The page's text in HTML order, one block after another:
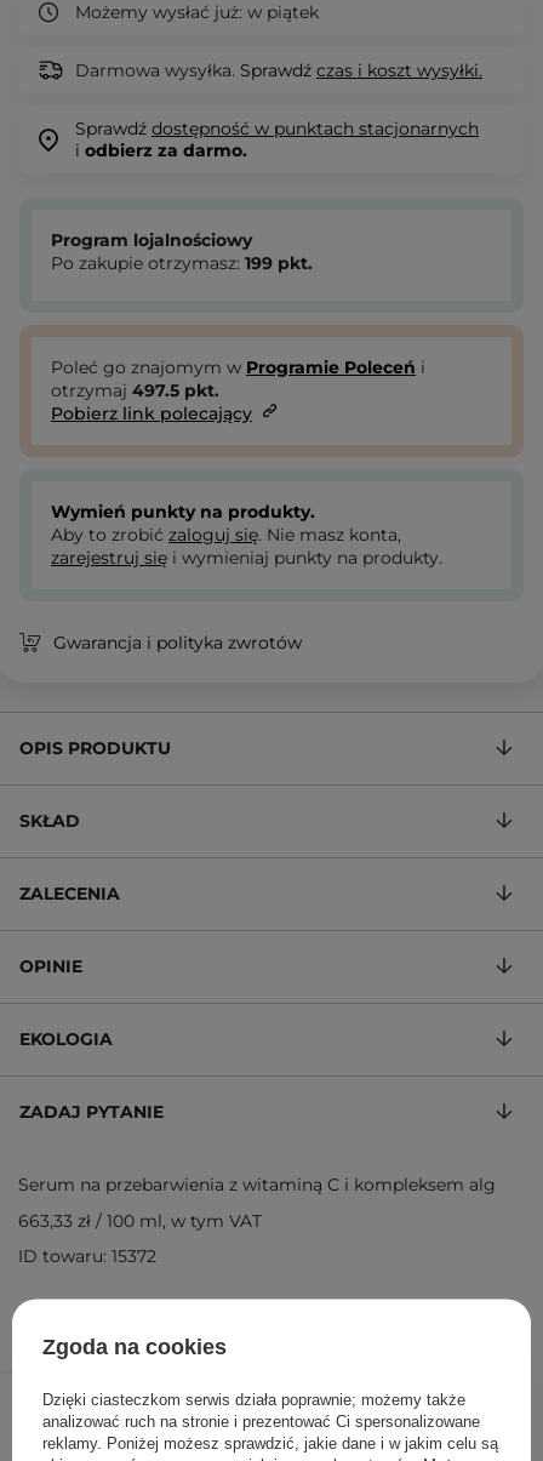
Możemy wysłać już: w piątek
Darmowa wysyłka. Sprawdź czas i koszt wysyłki.
Sprawdź dostępność w punktach stacjonarnych
i odbierz za darmo.
199,00 zł szt.
DODAJ DO KOSZYKA
Program lojalnościowy
Po zakupie otrzymasz: 199 pkt.
Poleć go znajomym w Programie Poleceń i
otrzymaj 497.5 pkt.
Pobierz link polecający
Wymień punkty na produkty.
Aby to zrobić zaloguj się. Nie masz konta,
zarejestruj się i wymieniaj punkty na produkty.
Gwarancja i polityka zwrotów
OPIS PRODUKTU
SKŁAD
ZALECENIA
OPINIE
EKOLOGIA
ZADAJ PYTANIE
Serum na przebarwienia z witaminą C i kompleksem alg
663,33 zł / 100 ml, w tym VAT
ID towaru: 15372
Zgoda na cookies
Dzięki ciasteczkom serwis działa poprawnie; możemy także
analizować ruch na stronie i prezentować Ci spersonalizowane
reklamy. Poniżej możesz sprawdzić, jakie dane i w jakim celu są